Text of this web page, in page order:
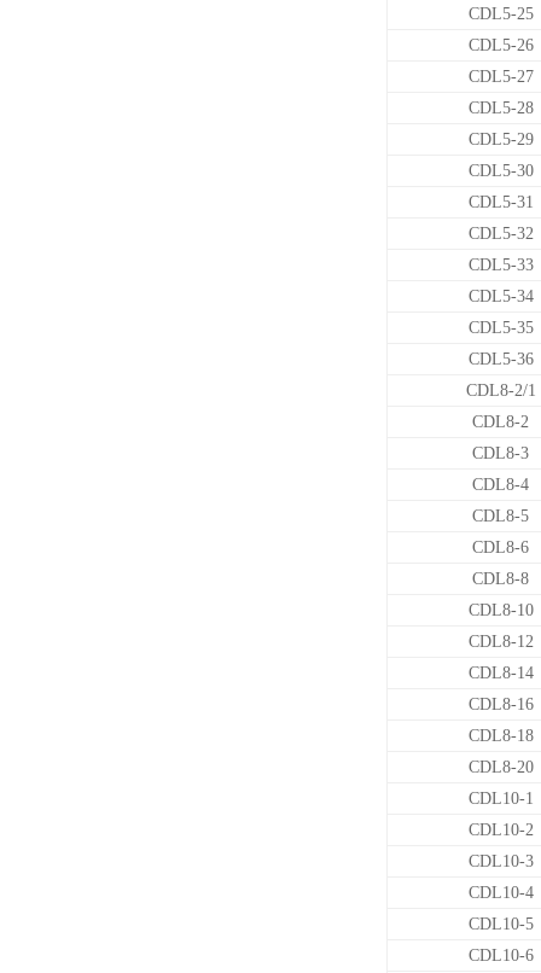
CDL5-25
CDL5-26
CDL5-27
CDL5-28
CDL5-29
CDL5-30
CDL5-31
CDL5-32
CDL5-33
CDL5-34
CDL5-35
CDL5-36
CDL8-2/1
CDL8-2
CDL8-3
CDL8-4
CDL8-5
CDL8-6
CDL8-8
CDL8-10
CDL8-12
CDL8-14
CDL8-16
CDL8-18
CDL8-20
CDL10-1
CDL10-2
CDL10-3
CDL10-4
CDL10-5
CDL10-6